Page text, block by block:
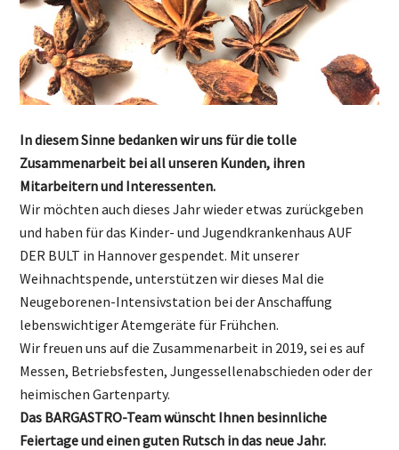
In diesem Sinne bedanken wir uns für die tolle
Zusammenarbeit bei all unseren Kunden, ihren
Mitarbeitern und Interessenten.
Wir möchten auch dieses Jahr wieder etwas zurückgeben
und haben für das Kinder- und Jugendkrankenhaus AUF
DER BULT in Hannover gespendet. Mit unserer
Weihnachtspende, unterstützen wir dieses Mal die
Neugeborenen-Intensivstation bei der Anschaffung
lebenswichtiger Atemgeräte für Frühchen.
Wir freuen uns auf die Zusammenarbeit in 2019, sei es auf
Messen, Betriebsfesten, Jungessellenabschieden oder der
heimischen Gartenparty.
Das BARGASTRO-Team wünscht Ihnen besinnliche
Feiertage und einen guten Rutsch in das neue Jahr.